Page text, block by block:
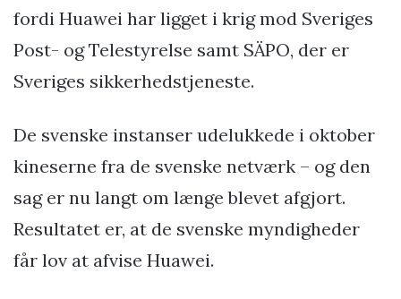
fordi Huawei har ligget i krig mod Sveriges
Post- og Telestyrelse samt SÄPO, der er
Sveriges sikkerhedstjeneste.
De svenske instanser udelukkede i oktober
kineserne fra de svenske netværk – og den
sag er nu langt om længe blevet afgjort.
Resultatet er, at de svenske myndigheder
får lov at afvise Huawei.